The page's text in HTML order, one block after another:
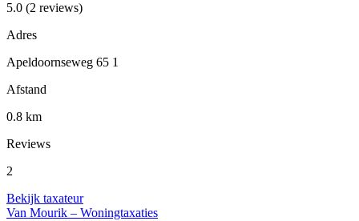
5.0 (2 reviews)
Adres
Apeldoornseweg 65 1
Afstand
0.8 km
Reviews
2
Bekijk taxateur
Van Mourik – Woningtaxaties